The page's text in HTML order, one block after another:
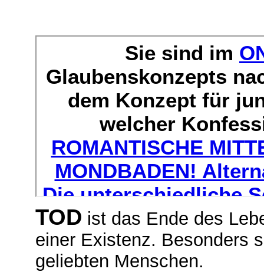
TOD ist das Ende des
einer Existenz. Besonders
geliebten Menschen.